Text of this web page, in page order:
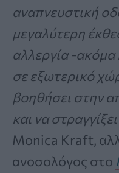
αναπνευστική
μεγαλύτερη
αλλεργία -ακόμα
σε εξωτερικό
βοηθήσει στην
και να
Monica Kraft,
ανοσολόγος στο